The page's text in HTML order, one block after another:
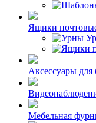
Ящики
Аксессуары для
Мебельная